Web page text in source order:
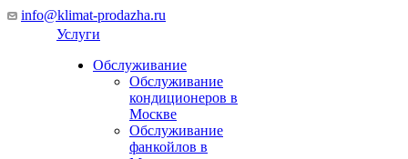
info@klimat-prodazha.ru
Услуги
Обслуживание
Обслуживание
кондиционеров в
Москве
Обслуживание
фанкойлов в